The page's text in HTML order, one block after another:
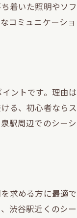
着いた照明やソ
コミュニケーシ
ントです。理由
る、初心者なら
駅周辺でのシー
求める方に最適
渋谷駅近くのシ